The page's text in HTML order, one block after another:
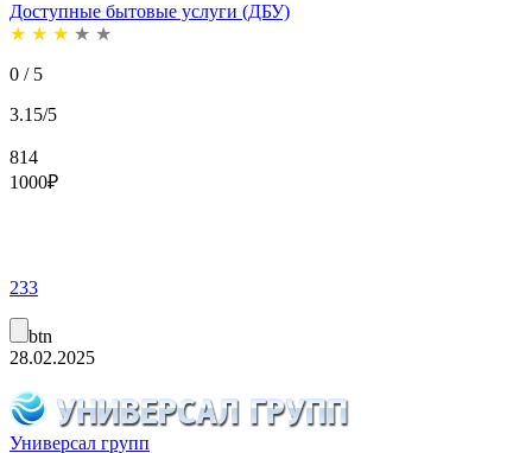
Доступные бытовые услуги (ДБУ)
★ ★ ★ ★ ★
0 / 5
3.15/5
814
1000₽
233
btn
28.02.2025
Универсал групп